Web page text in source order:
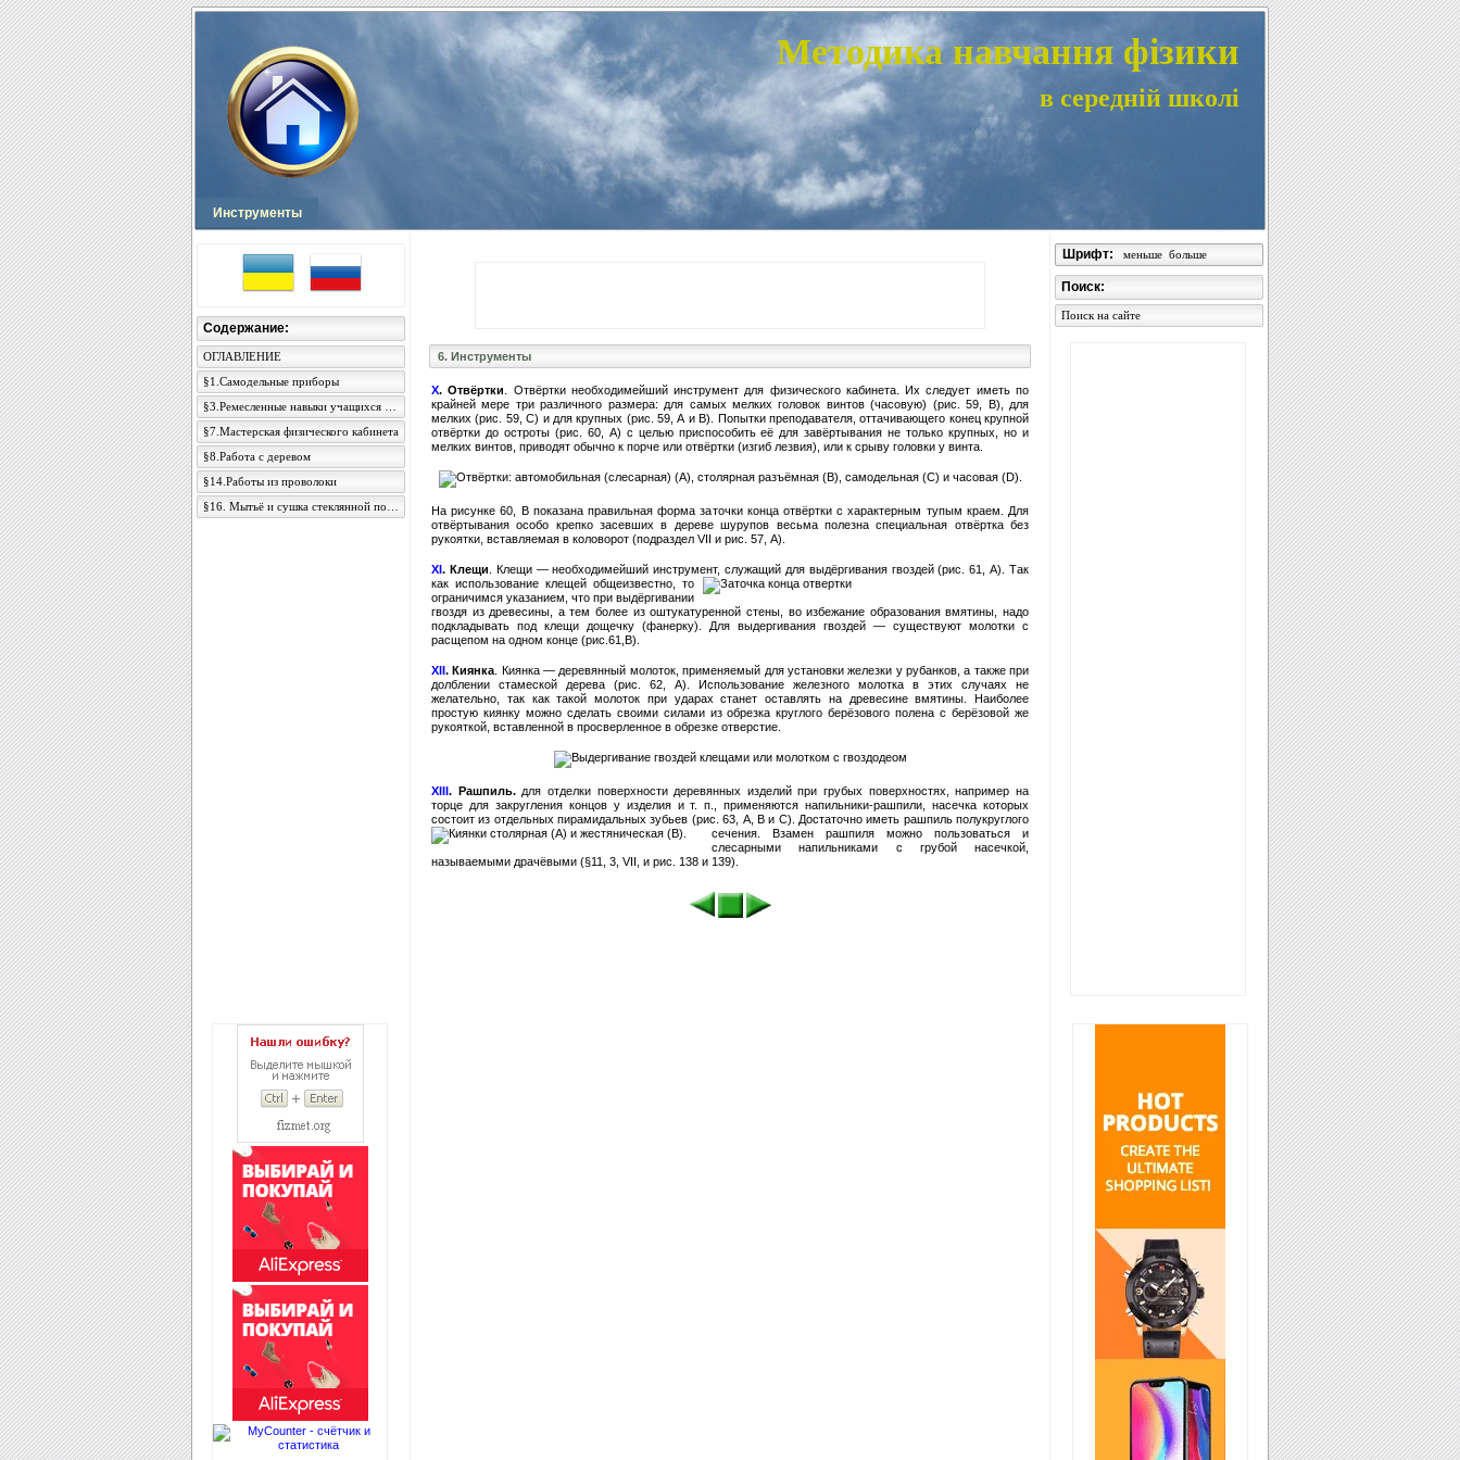
Методика навчання фізики
в середній школі
Инструменты
6. Инструменты
Х. Отвёртки
. Отвёртки необходимейший инструмент для физического кабинета. Их следует иметь по
крайней мере три различного размера: для самых мелких головок винтов (часовую) (рис. 59, В), для
мелких (рис. 59, С) и для крупных (рис. 59, А и В). Попытки преподавателя, оттачивающего конец крупной
отвёртки до остроты (рис. 60, А) с целью приспособить её для завёртывания не только крупных, но и
мелких винтов, приводят обычно к порче или отвёртки (изгиб лезвия), или к срыву головки у винта.
На рисунке 60, В показана правильная форма заточки конца отвёртки с характерным тупым краем. Для
отвёртывания особо крепко засевших в дереве шурупов весьма полезна специальная отвёртка без
рукоятки, вставляемая в коловорот (подраздел VII и рис. 57, А).
ХI. Клещи . Клещи — необходимейший инструмент, служащий для выдёргивания гвоздей (рис. 61, А). Так
как использование клещей общеизвестно, то
ограничимся указанием, что при выдёргивании
гвоздя из древесины, а тем более из оштукатуренной стены, во избежание образования вмятины, надо
подкладывать под клещи дощечку (фанерку). Для выдергивания гвоздей — существуют молотки с
расщепом на одном конце (рис.61,В).
ХII. Киянка . Киянка — деревянный молоток, применяемый для установки железки у рубанков, а также при
долблении стамеской дерева (рис. 62, А). Использование железного молотка в этих случаях не
желательно, так как такой молоток при ударах станет оставлять на древесине вмятины. Наиболее
простую киянку можно сделать своими силами из обрезка круглого берёзового полена с берёзовой же
рукояткой, вставленной в просверленное в обрезке отверстие.
ХIII. Рашпиль.для отделки поверхности деревянных изделий при грубых поверхностях, например на
торце для закругления концов у изделия и т. п., применяются напильники-рашпили, насечка которых
состоит из отдельных пирамидальных зубьев (рис. 63, А, В и С). Достаточно иметь рашпиль полукруглого
сечения. Взамен рашпиля можно пользоваться и
слесарными напильниками с грубой насечкой,
называемыми драчёвыми (§11, 3, VII, и рис. 138 и 139).
Содержание:
ОГЛАВЛЕНИЕ
§1.Самодельные приборы
§7.Мастерская физического кабинета
§8.Работа с деревом
§14.Работы из проволоки
Шрифт: меньше больше
Поиск:
Поиск на сайте